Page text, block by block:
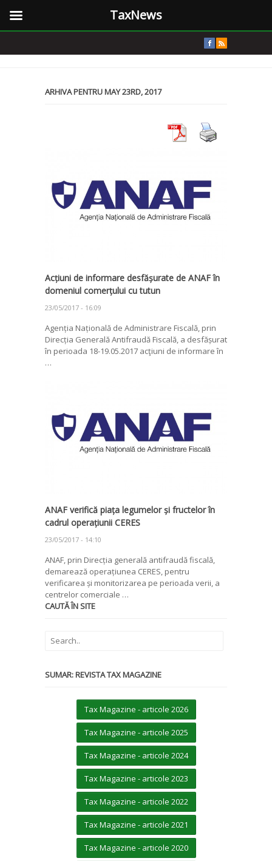
ARHIVA PENTRU MAY 23RD, 2017
Acțiuni de informare desfășurate de ANAF în
domeniul comerțului cu tutun
23/05/2017 - 16:09
Agenția Națională de Administrare Fiscală, prin
Direcția Generală Antifraudă Fiscală, a desfășurat
în perioada 18-19.05.2017 acţiuni de informare în
…
ANAF verifică piața legumelor și fructelor în
cadrul operațiunii CERES
23/05/2017 - 14:10
ANAF, prin Direcția generală antifraudă fiscală,
demarează operațiunea CERES, pentru
verificarea și monitorizarea pe perioada verii, a
centrelor comerciale …
CAUTĂ ÎN SITE
SUMAR: REVISTA TAX MAGAZINE
Tax Magazine - articole 2026
Tax Magazine - articole 2025
Tax Magazine - articole 2024
Tax Magazine - articole 2023
Tax Magazine - articole 2022
Tax Magazine - articole 2021
Tax Magazine - articole 2020
TaxNews